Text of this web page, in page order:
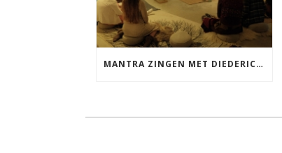
MANTRA ZINGEN MET DIEDERICK VRIJDAG 25 SEPTEMBER EN 20 NOVEMBER